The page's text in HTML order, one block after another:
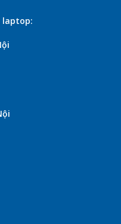
laptop: